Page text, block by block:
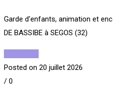
Garde d'enfants, animation et
DE BASSIBE à SEGOS (32)
Posted on 20 juillet 2026
/ 0